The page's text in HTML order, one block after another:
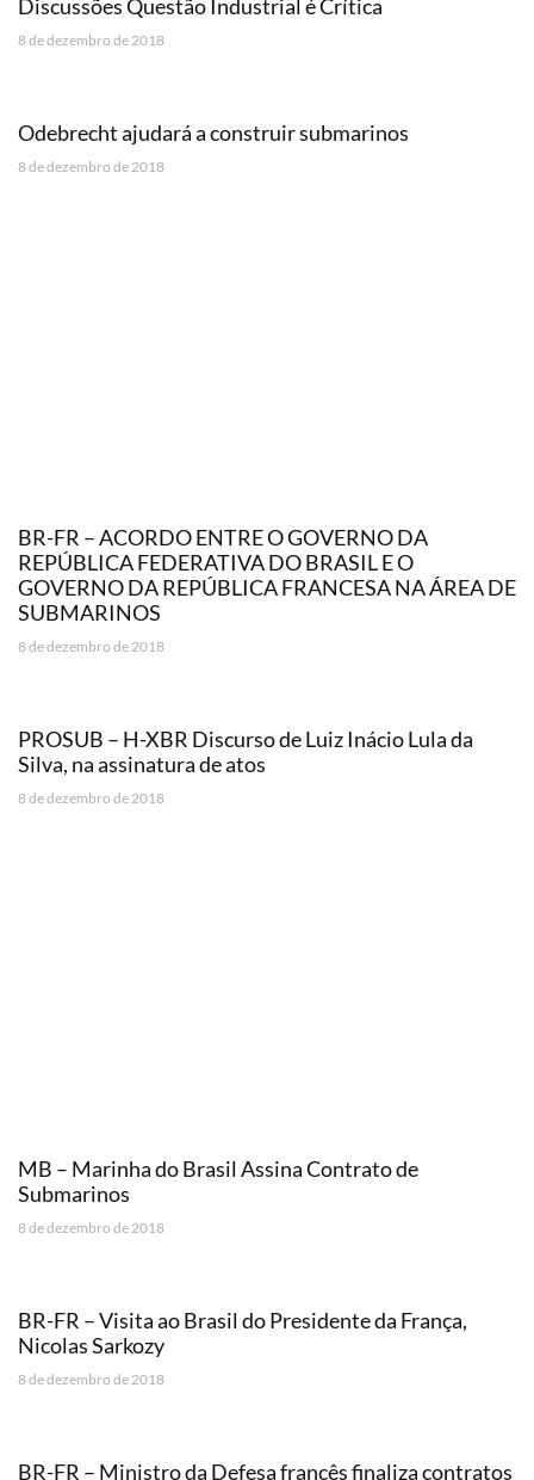
Discussões Questão Industrial é Crítica
8 de dezembro de 2018
Odebrecht ajudará a construir submarinos
8 de dezembro de 2018
BR-FR – ACORDO ENTRE O GOVERNO DA
REPÚBLICA FEDERATIVA DO BRASIL E O
GOVERNO DA REPÚBLICA FRANCESA NA ÁREA DE
SUBMARINOS
8 de dezembro de 2018
PROSUB – H-XBR Discurso de Luiz Inácio Lula da
Silva, na assinatura de atos
8 de dezembro de 2018
MB – Marinha do Brasil Assina Contrato de
Submarinos
8 de dezembro de 2018
BR-FR – Visita ao Brasil do Presidente da França,
Nicolas Sarkozy
8 de dezembro de 2018
BR-FR – Ministro da Defesa francês finaliza contratos